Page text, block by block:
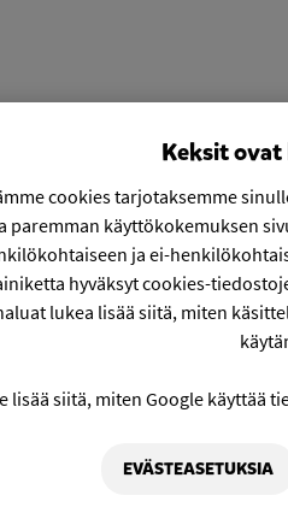
Keksit ovat
cookies tarjotaksemme
paremman käyttökokemuksen
ja ei-
hyväksyt cookies-
lukea lisää siitä, miten
lisää siitä, miten Google käyttää
EVÄSTEASETUKSIA